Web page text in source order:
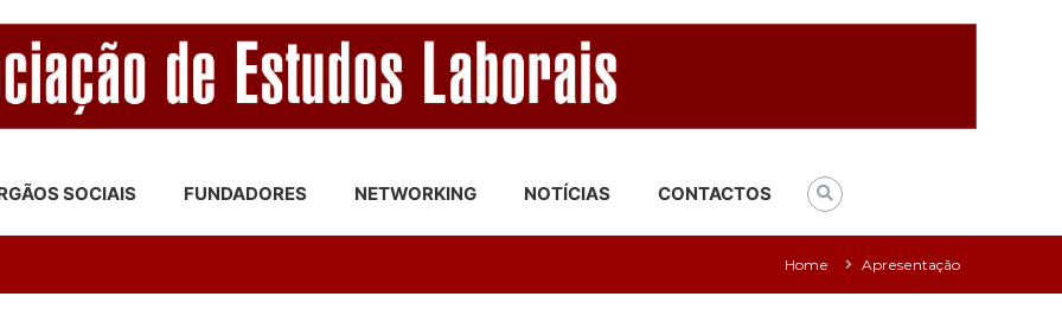
SOCIAIS FUNDADORES NETWORKING NOTÍCIAS CONTACTOS
Home Apresentação